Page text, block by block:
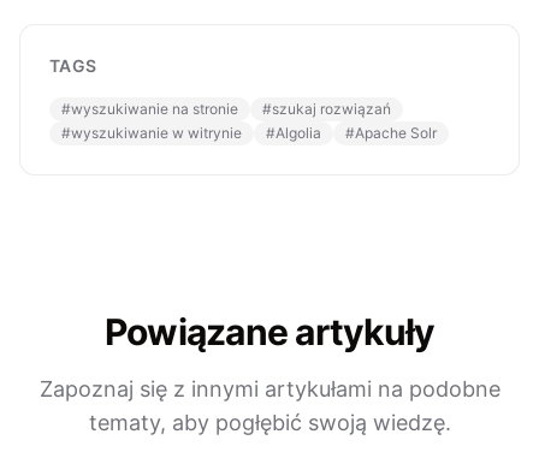
TAGS
#wyszukiwanie na stronie #szukaj rozwiązań
#wyszukiwanie w witrynie #Algolia #Apache Solr
Powiązane artykuły
Zapoznaj się z innymi artykułami na podobne
tematy, aby pogłębić swoją wiedzę.